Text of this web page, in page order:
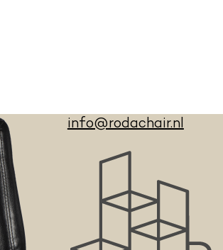
info@rodachair.nl